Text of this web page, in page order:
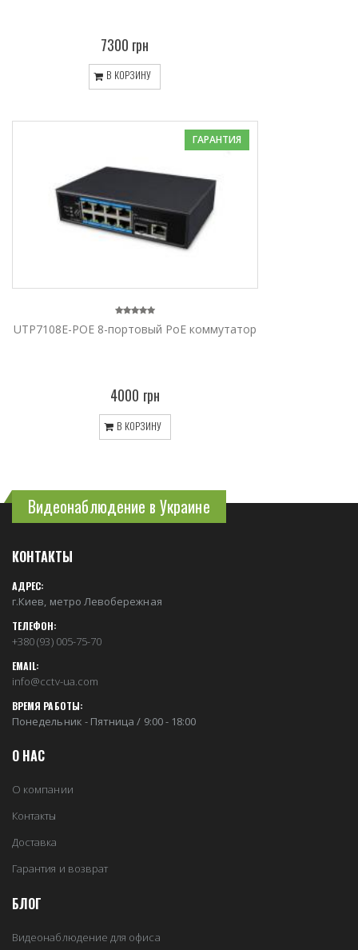
7300 грн
В КОРЗИНУ
ГАРАНТИЯ
UTP7108E-POE 8-портовый PoE коммутатор
4000 грн
В КОРЗИНУ
Видеонаблюдение в Украине
КОНТАКТЫ
АДРЕС:
г.Киев, метро Левобережная
ТЕЛЕФОН:
+380 (93) 005-75-70
EMAIL:
info@cctv-ua.com
ВРЕМЯ РАБОТЫ:
Понедельник - Пятница / 9:00 - 18:00
О НАС
О компании
Контакты
Доставка
Гарантия и возврат
БЛОГ
Видеонаблюдение для офиса